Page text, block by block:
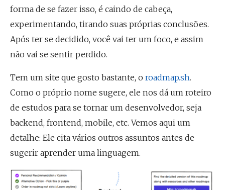
forma de se fazer isso, é caindo de cabeça,
experimentando, tirando suas próprias conclusões.
Após ter se decidido, você vai ter um foco, e assim
não vai se sentir perdido.
Tem um site que gosto bastante, o roadmap.sh.
Como o próprio nome sugere, ele nos dá um roteiro
de estudos para se tornar um desenvolvedor, seja
backend, frontend, mobile, etc. Vemos aqui um
detalhe: Ele cita vários outros assuntos antes de
sugerir aprender uma linguagem.